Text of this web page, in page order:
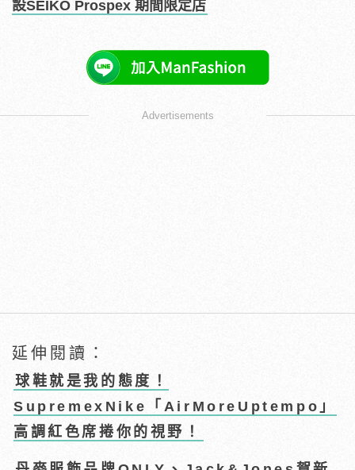
設SEIKO Prospex 期間限定店
Advertisements
延伸閱讀：
球鞋就是我的態度！
SupremexNike「AirMoreUptempo」
高調紅色席捲你的視野！